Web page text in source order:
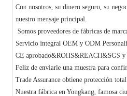
Con nosotros, su dinero seguro, su
nuestro mensaje principal.
Somos proveedores de fábricas de
Servicio integral OEM y ODM
CE aprobado&ROHS&REACH&SGS y
Feliz de enviarle una muestra para
Trade Assurance obtiene protección total
Nuestra fábrica en Yongkang, famosa